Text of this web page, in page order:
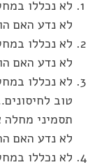
לא נדע האם
לא נכללו
לא נדע האם
לא נכללו
טוב
תסמיני מחלה
לא נדע האם
לא נכללו